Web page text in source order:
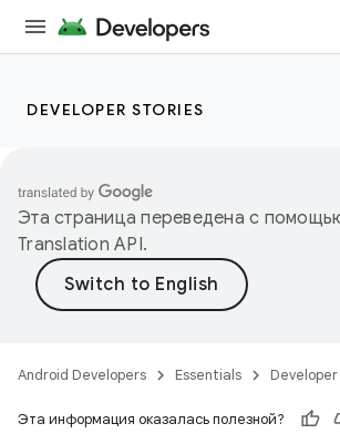
DEVELOPER STORIES
Эта страница переведена с
Translation API.
Android Developers Essentials
Эта информация оказалась полезной?